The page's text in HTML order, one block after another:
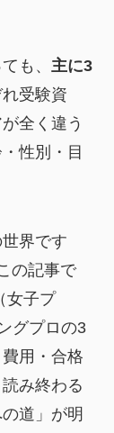
も、 主に3
受験資
全く違う
性別・目
界です
の記事で
女子プ
グプロの3
用・合格
み終わる
道」が明